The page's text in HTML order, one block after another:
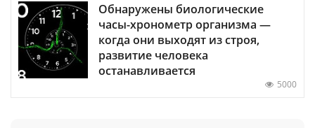
Обнаружены биологические
часы-хронометр организма —
когда они выходят из строя,
развитие человека
останавливается
5000